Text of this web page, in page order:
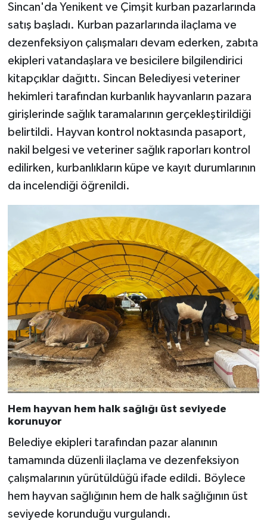
Sincan'da Yenikent ve Çimşit kurban pazarlarında
satış başladı. Kurban pazarlarında ilaçlama ve
dezenfeksiyon çalışmaları devam ederken, zabıta
ekipleri vatandaşlara ve besicilere bilgilendirici
kitapçıklar dağıttı. Sincan Belediyesi veteriner
hekimleri tarafından kurbanlık hayvanların pazara
girişlerinde sağlık taramalarının gerçekleştirildiği
belirtildi. Hayvan kontrol noktasında pasaport,
nakil belgesi ve veteriner sağlık raporları kontrol
edilirken, kurbanlıkların küpe ve kayıt durumlarının
da incelendiği öğrenildi.
Hem hayvan hem halk sağlığı üst seviyede
korunuyor
Belediye ekipleri tarafından pazar alanının
tamamında düzenli ilaçlama ve dezenfeksiyon
çalışmalarının yürütüldüğü ifade edildi. Böylece
hem hayvan sağlığının hem de halk sağlığının üst
seviyede korunduğu vurgulandı.